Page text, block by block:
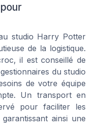
studio Harry Potter
de la logistique.
il est conseillé de
du studio
de votre équipe
Un transport en
pour faciliter les
ainsi une